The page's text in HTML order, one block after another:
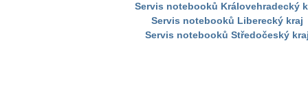
Servis notebooků Královehradecký
Servis notebooků Liberecký kraj
Servis notebooků Středočeský